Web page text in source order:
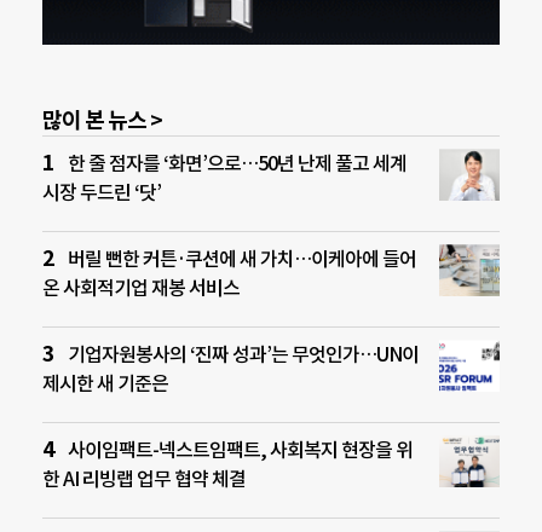
많이 본 뉴스 >
한 줄 점자를 ‘화면’으로…50년 난제 풀고 세계
시장 두드린 ‘닷’
버릴 뻔한 커튼·쿠션에 새 가치…이케아에 들어
온 사회적기업 재봉 서비스
기업자원봉사의 ‘진짜 성과’는 무엇인가…UN이
제시한 새 기준은
사이임팩트-넥스트임팩트, 사회복지 현장을 위
한 AI 리빙랩 업무 협약 체결